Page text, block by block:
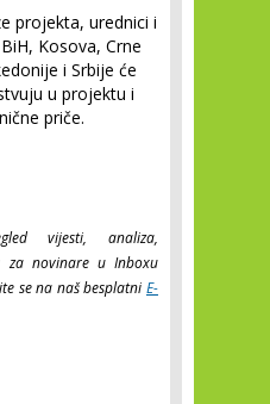
projekta, urednici i
Kosova, Crne
i Srbije će
u projektu i
priče.
vijesti, analiza,
za novinare u Inboxu
se na naš besplatni E-